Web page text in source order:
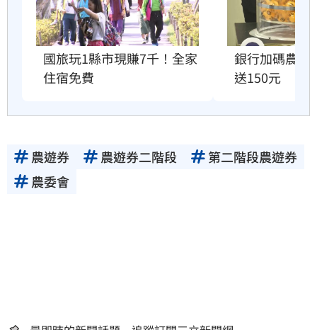
國旅玩1縣市現賺7千！全家
住宿免費
銀行加碼農遊
送150元
農遊券 農遊券二階段
第二階段農遊券
農委會